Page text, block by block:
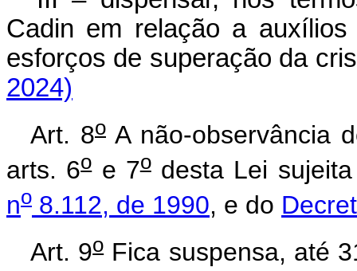
Cadin em relação a
esforços de superação da
2024)
Art. 8o A não-observância
arts. 6oe 7odesta Lei
no 8.112, de 1990, e do
Art. 9oFica suspensa, até